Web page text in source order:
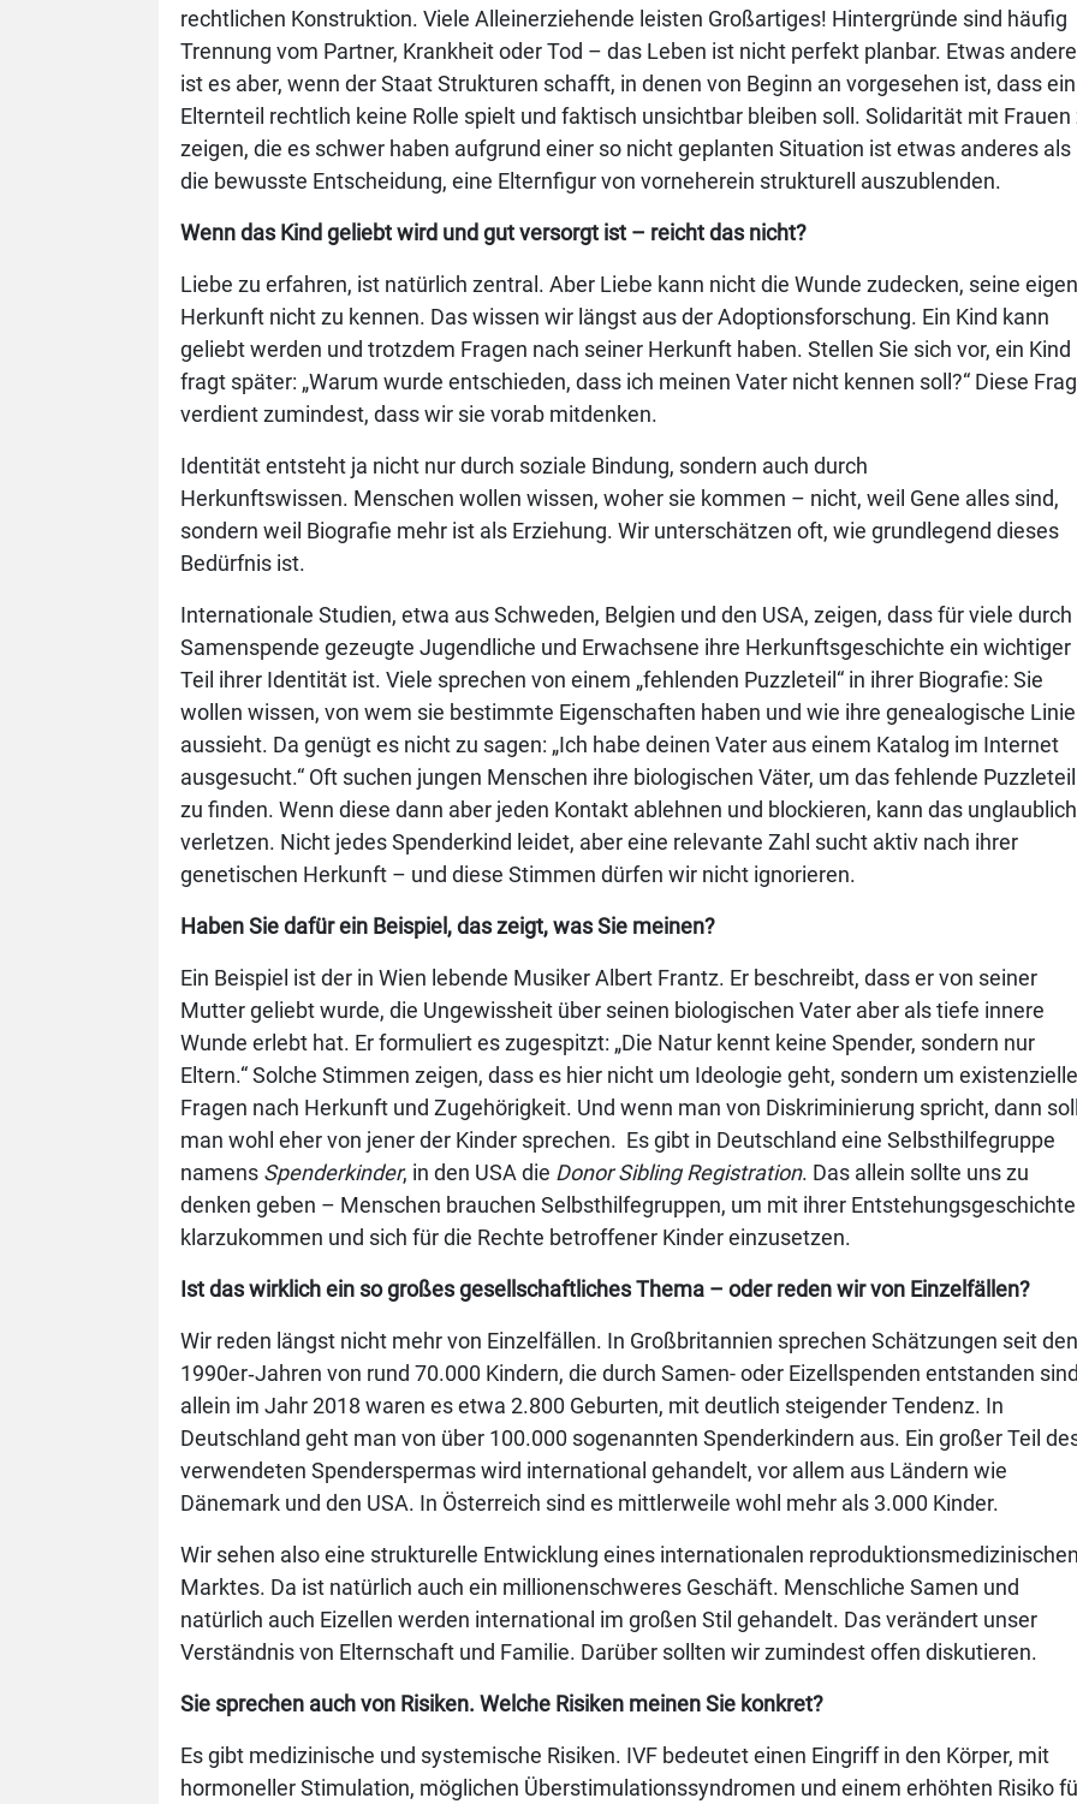
rechtlichen Konstruktion. Viele Alleinerziehende leisten Großartiges! Hintergründe sind häufig
Trennung vom Partner, Krankheit oder Tod – das Leben ist nicht perfekt planbar. Etwas
ist es aber, wenn der Staat Strukturen schafft, in denen von Beginn an vorgesehen ist, dass ein
Elternteil rechtlich keine Rolle spielt und faktisch unsichtbar bleiben soll. Solidarität mit Frauen
zeigen, die es schwer haben aufgrund einer so nicht geplanten Situation ist etwas anderes als
die bewusste Entscheidung, eine Elternfigur von vorneherein strukturell auszublenden.
Wenn das Kind geliebt wird und gut versorgt ist – reicht das nicht?
Liebe zu erfahren, ist natürlich zentral. Aber Liebe kann nicht die Wunde zudecken, seine
Herkunft nicht zu kennen. Das wissen wir längst aus der Adoptionsforschung. Ein Kind kann
geliebt werden und trotzdem Fragen nach seiner Herkunft haben. Stellen Sie sich vor, ein Kind
fragt später: „Warum wurde entschieden, dass ich meinen Vater nicht kennen soll?“ Diese
verdient zumindest, dass wir sie vorab mitdenken.
Identität entsteht ja nicht nur durch soziale Bindung, sondern auch durch
Herkunftswissen. Menschen wollen wissen, woher sie kommen – nicht, weil Gene alles sind,
sondern weil Biografie mehr ist als Erziehung. Wir unterschätzen oft, wie grundlegend dieses
Bedürfnis ist.
Internationale Studien, etwa aus Schweden, Belgien und den USA, zeigen, dass für viele durch
Samenspende gezeugte Jugendliche und Erwachsene ihre Herkunftsgeschichte ein wichtiger
Teil ihrer Identität ist. Viele sprechen von einem „fehlenden Puzzleteil“ in ihrer Biografie: Sie
wollen wissen, von wem sie bestimmte Eigenschaften haben und wie ihre genealogische Linie
aussieht. Da genügt es nicht zu sagen: „Ich habe deinen Vater aus einem Katalog im Internet
ausgesucht.“ Oft suchen jungen Menschen ihre biologischen Väter, um das fehlende Puzzleteil
zu finden. Wenn diese dann aber jeden Kontakt ablehnen und blockieren, kann das unglaublich
verletzen. Nicht jedes Spenderkind leidet, aber eine relevante Zahl sucht aktiv nach ihrer
genetischen Herkunft – und diese Stimmen dürfen wir nicht ignorieren.
Haben Sie dafür ein Beispiel, das zeigt, was Sie meinen?
Ein Beispiel ist der in Wien lebende Musiker Albert Frantz. Er beschreibt, dass er von seiner
Mutter geliebt wurde, die Ungewissheit über seinen biologischen Vater aber als tiefe innere
Wunde erlebt hat. Er formuliert es zugespitzt: „Die Natur kennt keine Spender, sondern nur
Eltern.“ Solche Stimmen zeigen, dass es hier nicht um Ideologie geht, sondern um existenzielle
Fragen nach Herkunft und Zugehörigkeit. Und wenn man von Diskriminierung spricht, dann
man wohl eher von jener der Kinder sprechen. Es gibt in Deutschland eine Selbsthilfegruppe
namens Spenderkinder, in den USA die Donor Sibling Registration. Das allein sollte uns zu
denken geben – Menschen brauchen Selbsthilfegruppen, um mit ihrer Entstehungsgeschichte
klarzukommen und sich für die Rechte betroffener Kinder einzusetzen.
Ist das wirklich ein so großes gesellschaftliches Thema – oder reden wir von Einzelfällen?
Wir reden längst nicht mehr von Einzelfällen. In Großbritannien sprechen Schätzungen seit den
1990er‑Jahren von rund 70.000 Kindern, die durch Samen- oder Eizellspenden entstanden
allein im Jahr 2018 waren es etwa 2.800 Geburten, mit deutlich steigender Tendenz. In
Deutschland geht man von über 100.000 sogenannten Spenderkindern aus. Ein großer Teil
verwendeten Spenderspermas wird international gehandelt, vor allem aus Ländern wie
Dänemark und den USA. In Österreich sind es mittlerweile wohl mehr als 3.000 Kinder.
Wir sehen also eine strukturelle Entwicklung eines internationalen reproduktionsmedizinischen
Marktes. Da ist natürlich auch ein millionenschweres Geschäft. Menschliche Samen und
natürlich auch Eizellen werden international im großen Stil gehandelt. Das verändert unser
Verständnis von Elternschaft und Familie. Darüber sollten wir zumindest offen diskutieren.
Sie sprechen auch von Risiken. Welche Risiken meinen Sie konkret?
Es gibt medizinische und systemische Risiken. IVF bedeutet einen Eingriff in den Körper, mit
hormoneller Stimulation, möglichen Überstimulationssyndromen und einem erhöhten Risiko